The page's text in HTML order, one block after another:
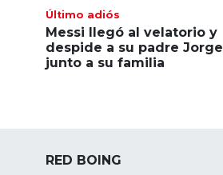
Último adiós
Messi llegó al velatorio y
despide a su padre Jorge
junto a su familia
RED BOING